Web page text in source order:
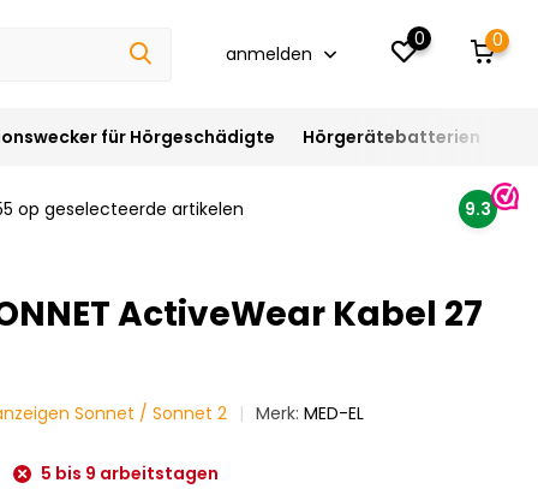
anmelden
0 0
für Hörgeschädigte Hörgerätebatterien
op geselecteerde artikelen 9.3
ActiveWear Kabel 27
Sonnet / Sonnet 2 Merk:MED-EL
5 bis 9 arbeitstagen